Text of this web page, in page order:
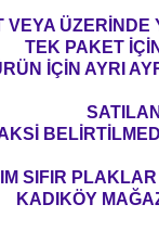
VEYA ÜZERİNDE
TEK PAKET
İÇİN AYRI
SIFIR
KADIKÖY